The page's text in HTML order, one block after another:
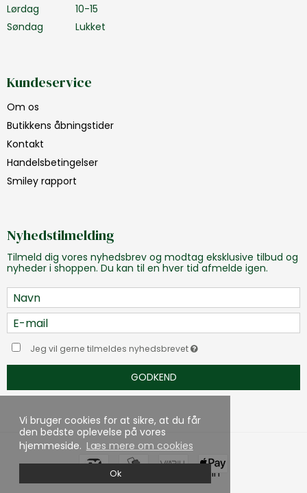
Vi bruger cookies for at sikre, at du får
den bedste oplevelse på vores
hjemmeside. Læs mere om cookies
Ok
Lørdag
10-15
Søndag
Lukket
Kundeservice
Om os
Butikkens åbningstider
Kontakt
Handelsbetingelser
Smiley rapport
Nyhedstilmelding
Tilmeld dig vores nyhedsbrev og modtag eksklusive tilbud og
nyheder i shoppen. Du kan til en hver tid afmelde igen.
Jeg vil gerne tilmeldes nyhedsbrevet
GODKEND
Skabt med ♥ af DanDomain